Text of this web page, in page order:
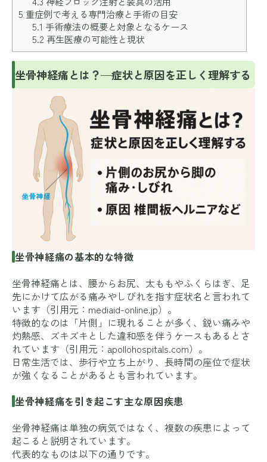
5 重症例で考える専門治療と手術の目安
5.1 手術療法の概要と対象となるケース
5.2 再生医療の可能性と現状
坐骨神経痛とは？—症状と原因を正しく理解する
坐骨神経痛の基本的な特徴
坐骨神経痛とは、腰からお尻、太ももやふくらはぎ、足
先にかけて広がる痛みやしびれを指す症状名と言われて
います（引用元： mediaid-online.jp）。
特徴的なのは「片側」に現れることが多く、鋭い痛みや
灼熱感、ズキズキとした違和感を伴うケースもあるとさ
れています（引用元： apollohospitals.com）。
日常生活では、歩行や立ち上がり、長時間の座位で症状
が強くなることがあるとも言われています。
坐骨神経痛を引き起こす主な原因疾患
坐骨神経痛は単独の病気ではなく、複数の疾患によって
起こると説明されています。
代表的なものは以下の通りです。